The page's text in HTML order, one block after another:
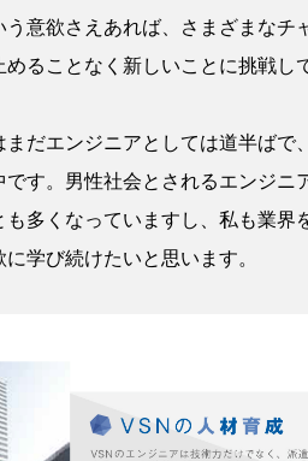
う意欲さえあれば、さまざまな
めることなく新しいことに挑戦し
だエンジニアとしては道半ばで
です。男性社会とされるエンジニ
も多くなっていますし、私も業界
学び続けたいと思います。